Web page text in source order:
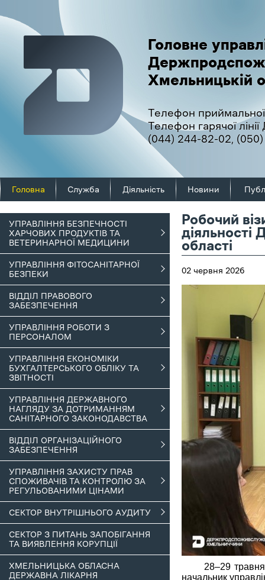
Головне
Хмельницькій
Телефон
Телефон гарячої
(044) 244-82-02,
Головна Служба Діяльність Новини
УПРАВЛІННЯ БЕЗПЕЧНОСТІ
ХАРЧОВИХ ПРОДУКТІВ ТА
ВЕТЕРИНАРНОЇ МЕДИЦИНИ
УПРАВЛІННЯ ФІТОСАНІТАРНОЇ
БЕЗПЕКИ
ВІДДІЛ ПРАВОВОГО
ЗАБЕЗПЕЧЕННЯ
УПРАВЛІННЯ РОБОТИ З
ПЕРСОНАЛОМ
УПРАВЛІННЯ ЕКОНОМІКИ
БУХГАЛТЕРСЬКОГО ОБЛІКУ ТА
ЗВІТНОСТІ
УПРАВЛІННЯ ДЕРЖАВНОГО
НАГЛЯДУ ЗА ДОТРИМАННЯМ
САНІТАРНОГО ЗАКОНОДАВСТВА
ВІДДІЛ ОРГАНІЗАЦІЙНОГО
ЗАБЕЗПЕЧЕННЯ
УПРАВЛІННЯ ЗАХИСТУ ПРАВ
СПОЖИВАЧІВ ТА КОНТРОЛЮ ЗА
РЕГУЛЬОВАНИМИ ЦІНАМИ
СЕКТОР ВНУТРІШНЬОГО АУДИТУ
СЕКТОР З ПИТАНЬ ЗАПОБІГАННЯ
ТА ВИЯВЛЕННЯ КОРУПЦІЇ
ХМЕЛЬНИЦЬКА ОБЛАСНА
ДЕРЖАВНА ЛІКАРНЯ
Робочий
області
02 червня 2026
28–29
начальник